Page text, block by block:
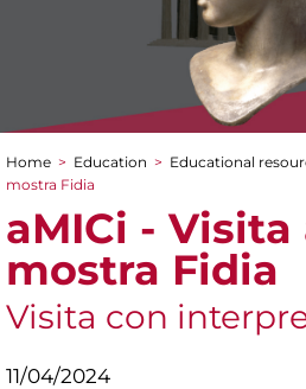
You are here
Home > Education > Educational
mostra Fidia
aMICi - Visita
mostra Fidia
Visita con
11/04/2024